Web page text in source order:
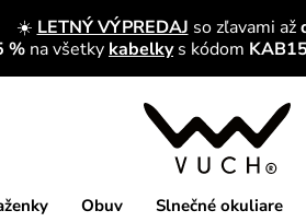
☀️ LETNÝ VÝPREDAJ so zľavami až
% na všetky kabelky s kódom KAB15
Obuv Slnečné okuliare